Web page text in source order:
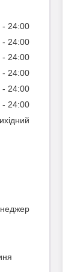
24:00
24:00
24:00
24:00
24:00
24:00